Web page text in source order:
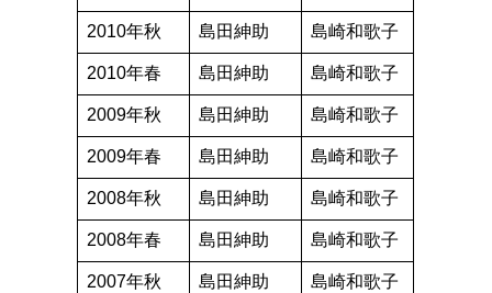
2010年秋 島田紳助 島崎和歌子
2010年春 島田紳助 島崎和歌子
2009年秋 島田紳助 島崎和歌子
2009年春 島田紳助 島崎和歌子
2008年秋 島田紳助 島崎和歌子
2008年春 島田紳助 島崎和歌子
2007年秋 島田紳助 島崎和歌子